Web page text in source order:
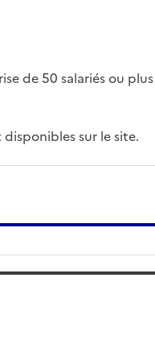
de 50 salariés ou plus
disponibles sur le site.